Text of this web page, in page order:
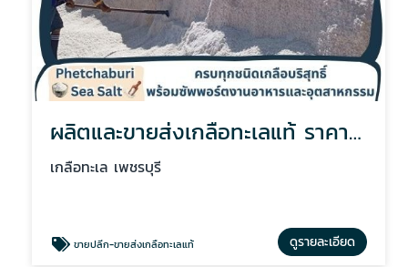
ผลิตและขายส่งเกลือทะเลแท้ ราคาถูก
เกลือทะเล เพชรบุรี
ขายปลีก-ขายส่งเกลือทะเลแท้ ดูรายละเอียด